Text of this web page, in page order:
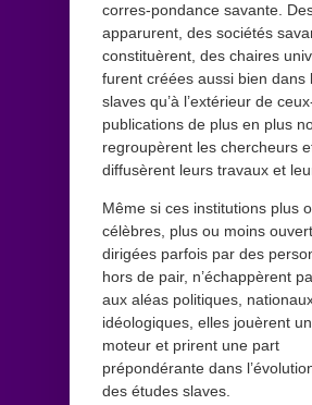
corres-pondance savante.
apparurent, des sociétés
constituèrent, des chaires
furent créées aussi bien dans
slaves qu’à l’extérieur de
publications de plus en plus
regroupèrent les chercheurs
diffusèrent leurs travaux et
Même si ces institutions plus
célèbres, plus ou moins
dirigées parfois par des
hors de pair, n’échappèrent
aux aléas politiques,
idéologiques, elles jouèrent
moteur et prirent une part
prépondérante dans
des études slaves.